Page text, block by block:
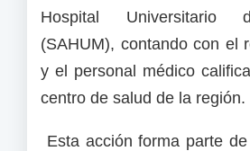
Hospital Universitario
(SAHUM), contando con el
y el personal médico
centro de salud de la región.
Esta acción forma parte